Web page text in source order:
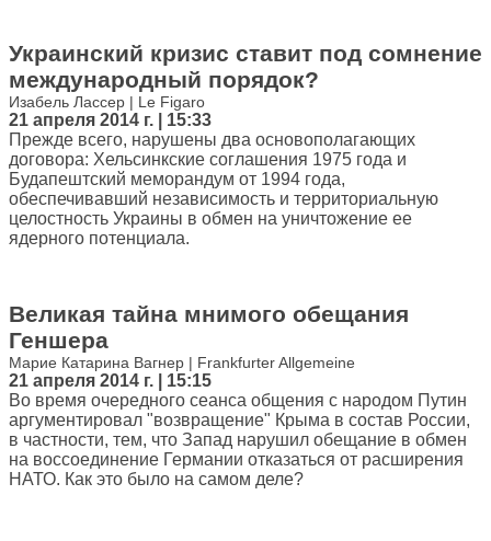
Украинский кризис ставит под сомнение
международный порядок?
Изабель Лассер | Le Figaro
21 апреля 2014 г. | 15:33
Прежде всего, нарушены два основополагающих
договора: Хельсинкские соглашения 1975 года и
Будапештский меморандум от 1994 года,
обеспечивавший независимость и территориальную
целостность Украины в обмен на уничтожение ее
ядерного потенциала.
Великая тайна мнимого обещания
Геншера
Марие Катарина Вагнер | Frankfurter Allgemeine
21 апреля 2014 г. | 15:15
Во время очередного сеанса общения с народом Путин
аргументировал "возвращение" Крыма в состав России,
в частности, тем, что Запад нарушил обещание в обмен
на воссоединение Германии отказаться от расширения
НАТО. Как это было на самом деле?